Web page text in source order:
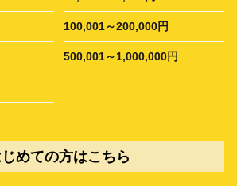
100,001～200,000円
500,001～1,000,000円
めての方はこちら